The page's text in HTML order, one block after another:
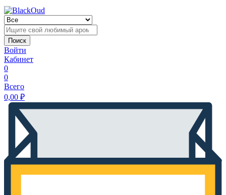
Поиск
Войти
Кабинет
0
0
Всего
0,00 ₽